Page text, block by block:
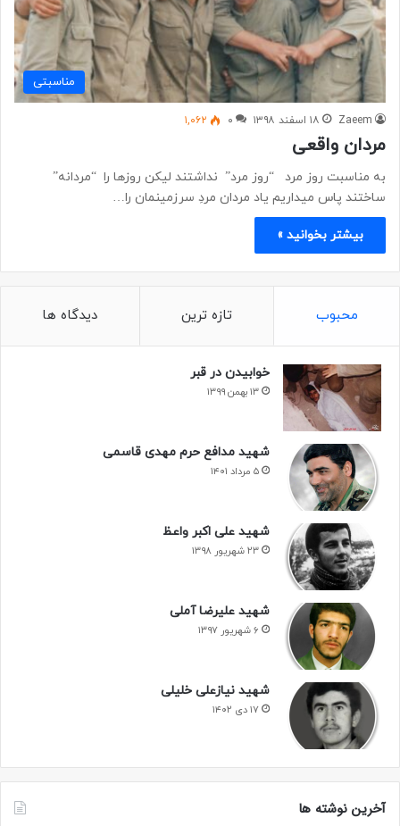
مناسبتی
Zaeem ۱۸ اسفند ۱۳۹۸ ۰ ۱,۰۶۲
مردان واقعی
به مناسبت روز مرد “روز مرد” نداشتند لیکن روزها را “مردانه”
ساختند پاس میداریم یاد مردان مردِ سرزمینمان را…
بیشتر بخوانید »
محبوب تازه ترین دیدگاه ها
خوابیدن در قبر
۱۳ بهمن ۱۳۹۹
شهید مدافع حرم مهدی قاسمی
۵ مرداد ۱۴۰۱
شهید علی اکبر واعظ
۲۳ شهریور ۱۳۹۸
شهید علیرضا آملی
۶ شهریور ۱۳۹۷
شهید نیازعلی خلیلی
۱۷ دی ۱۴۰۲
آخرین نوشته ها